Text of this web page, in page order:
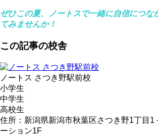
ぜひこの夏、ノートスで一緒に自信につな
てみませんか！
この記事の校舎
ノートス さつき野駅前校
小学生
中学生
高校生
住所：新潟県新潟市秋葉区さつき野1丁目1
ーション1F